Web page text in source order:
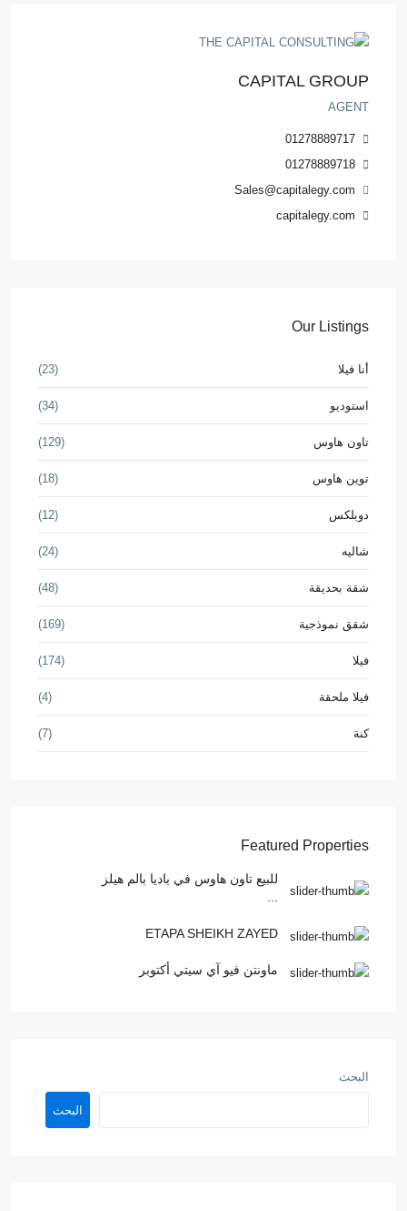
CAPITAL GROUP
AGENT
01278889717
01278889718
Sales@capitalegy.com
capitalegy.com
Our Listings
أنا فيلا (23)
استوديو (34)
تاون هاوس (129)
توين هاوس (18)
دوبلكس (12)
شاليه (24)
شقة بحديقة (48)
شقق نموذجية (169)
فيلا (174)
فيلا ملحقة (4)
كنة (7)
Featured Properties
للبيع تاون هاوس في باديا بالم هيلز
ETAPA SHEIKH ZAYED
ماونتن فيو آي سيتي أكتوبر
البحث
البحث